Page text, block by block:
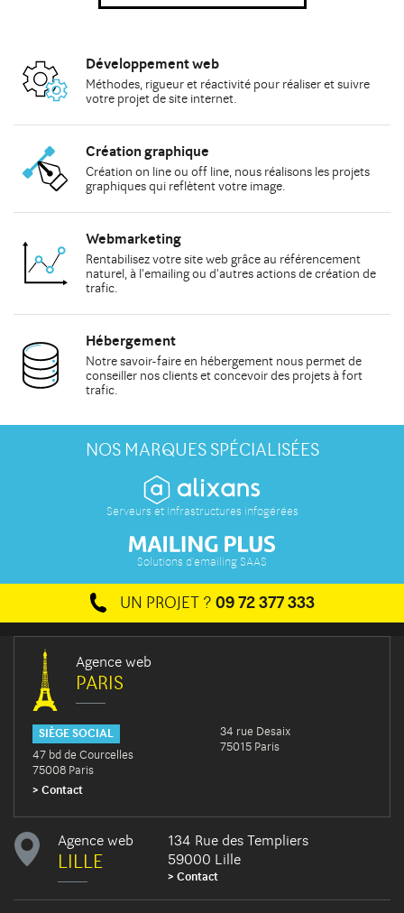
Développement web
Méthodes, rigueur et réactivité pour réaliser et suivre
votre projet de site internet.
Création graphique
Création on lineou off line, nous réalisons les projets
graphiquesqui reflètent votre image.
Webmarketing
Rentabilisez votre site web grâce au référencement
naturel, à l'emailingou d'autres actions decréation de
trafic.
Hébergement
Notre savoir-faire en hébergement nous permet de
conseiller nos clients et concevoir des projets à fort
trafic.
NOS MARQUES SPÉCIALISÉES
Serveurs et Infrastructures infogérées
Solutions d'emailing SAAS
UN PROJET ? 09 72 377 333
Agence web
PARIS
SIÈGE SOCIAL
47 bd de Courcelles
75008 Paris
34 rue Desaix
75015 Paris
Contact
Agence web
LILLE
134 Rue des Templiers
59000 Lille
Contact